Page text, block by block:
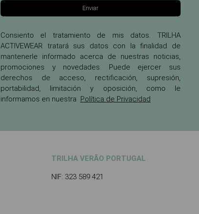
Enviar
Consiento el tratamiento de mis datos. TRILHA
ACTIVEWEAR tratará sus datos con la finalidad de
mantenerle informado acerca de nuestras noticias,
promociones y novedades. Puede ejercer sus
derechos de acceso, rectificación, supresión,
portabilidad, limitación y oposición, como le
informamos en nuestra
Política de Privacidad
TRILHA VERÃO PORTUGAL
NIF: 323 589 421